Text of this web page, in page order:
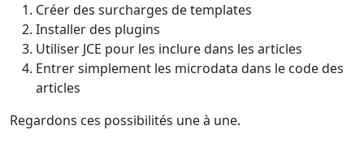
Créer des surcharges de templates
Installer des plugins
Utiliser JCE pour les inclure dans les articles
Entrer simplement les microdata dans le code des
articles
Regardons ces possibilités une à une.